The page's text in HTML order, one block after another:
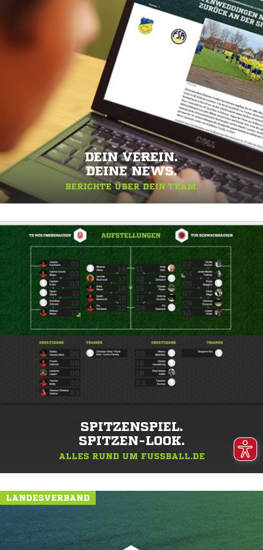
DEIN VEREIN.
DEINE NEWS.
BERICHTE ÜBER DEIN TEAM.
SPITZENSPIEL.
SPITZEN-LOOK.
ALLES RUND UM FUSSBALL.DE
LANDESVERBAND